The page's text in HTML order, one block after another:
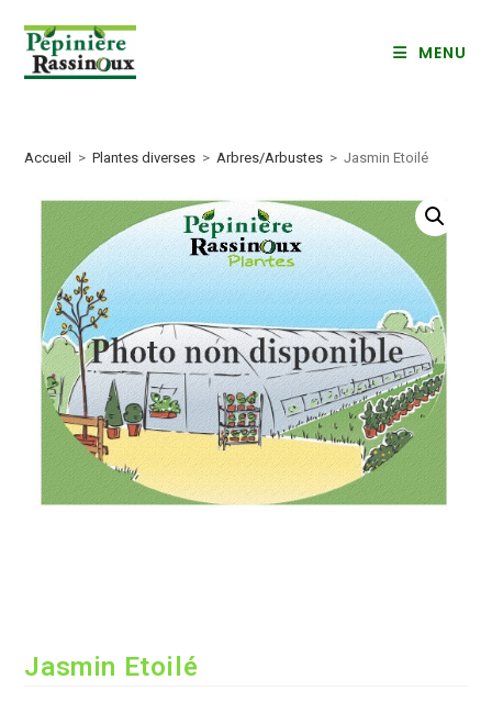
content
MENU
Accueil > Plantes diverses > Arbres/Arbustes > Jasmin Etoilé
Jasmin Etoilé